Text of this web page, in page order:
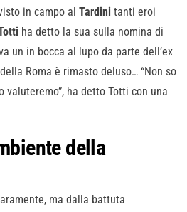
in campo al Tardini tanti eroi
ha detto la sua sulla nomina di
un in bocca al lupo da parte dell’ex
Roma è rimasto deluso… “Non so
valuteremo”, ha detto Totti con una
della
ma dalla battuta